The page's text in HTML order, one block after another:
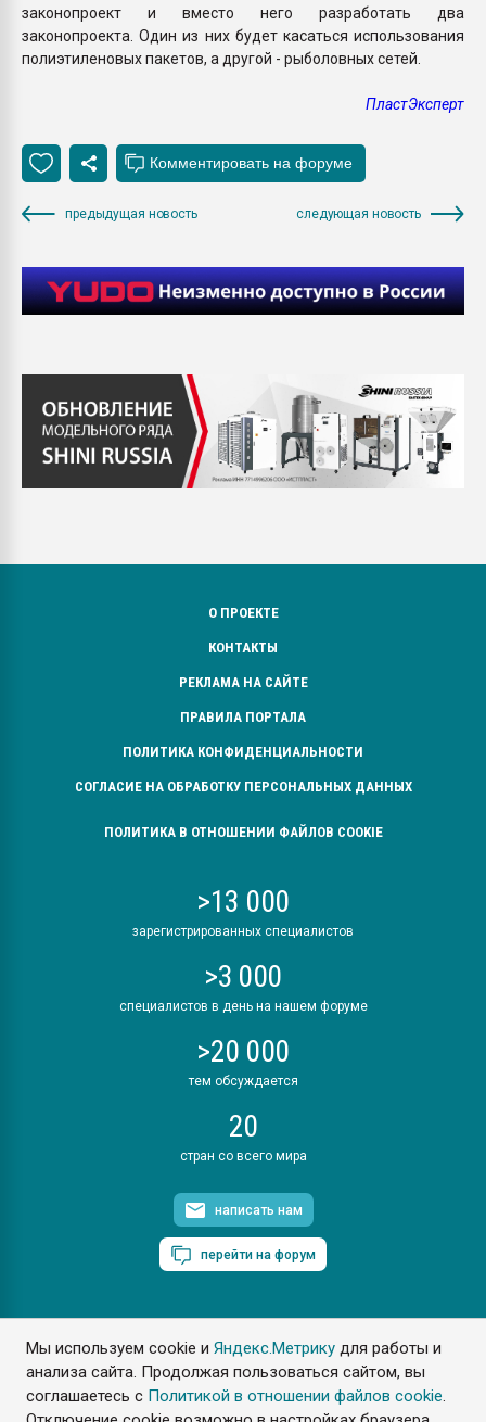
Мы используем cookie иЯндекс.Метрику для работы и
анализа сайта. Продолжая пользоваться сайтом, вы
соглашаетесь с Политикой в отношении файлов cookie.
законопроект и вместо него разработать два
законопроекта. Один из них будет касаться использования
полиэтиленовых пакетов, а другой - рыболовных сетей.
ПластЭксперт
предыдущая новость следующая новость
О ПРОЕКТЕ
КОНТАКТЫ
РЕКЛАМА НА САЙТЕ
ПРАВИЛА ПОРТАЛА
ПОЛИТИКА КОНФИДЕНЦИАЛЬНОСТИ
СОГЛАСИЕ НА ОБРАБОТКУ ПЕРСОНАЛЬНЫХ ДАННЫХ
ПОЛИТИКА В ОТНОШЕНИИ ФАЙЛОВ COOKIE
>13 000
зарегистрированных специалистов
>3 000
специалистов в день на нашем форуме
>20 000
тем обсуждается
20
стран со всего мира
написать нам
перейти на форум
ПластЭксперт © 2006. Все права защищены
Разрешается копирование материалов сайта с обязательной
ссылкой на www.e-plastic.ru
Разработка сайта